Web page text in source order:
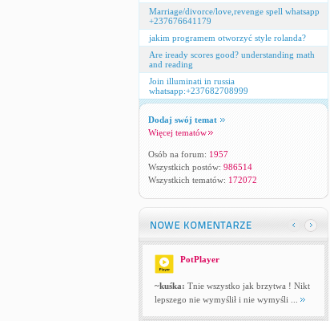
Marriage/divorce/love,revenge spell whatsapp
+237676641179
jakim programem otworzyć style rolanda?
Are iready scores good? understanding math
and reading
Join illuminati in russia
whatsapp:+237682708999
Dodaj swój temat
Więcej tematów
Osób na forum: 1957
Wszystkich postów: 986514
Wszystkich tematów: 172072
PotPlayer
~kuśka: Tnie wszystko jak brzytwa ! Nikt
lepszego nie wymyślił i nie wymyśli ...